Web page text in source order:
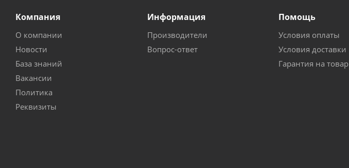
Компания
О компании
Новости
База знаний
Вакансии
Политика
Реквизиты
Информация
Производители
Вопрос-ответ
Помощь
Условия оплаты
Условия доставки
Гарантия на товар